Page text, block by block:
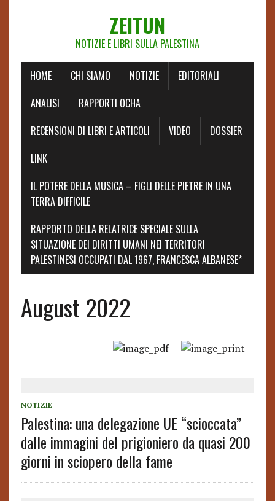
ZEITUN
NOTIZIE E LIBRI SULLA PALESTINA
HOME CHI SIAMO NOTIZIE
EDITORIALI
ANALISI
RAPPORTI OCHA
RECENSIONI DI LIBRI E ARTICOLI
VIDEO
DOSSIER
LINK
IL POTERE DELLA MUSICA – FIGLI DELLE PIETRE IN UNA
TERRA DIFFICILE
RAPPORTO DELLA RELATRICE SPECIALE SULLA
SITUAZIONE DEI DIRITTI UMANI NEI TERRITORI
PALESTINESI OCCUPATI DAL 1967, FRANCESCA ALBANESE*
August 2022
NOTIZIE
Palestina: una delegazione UE “scioccata”
dalle immagini del prigioniero da quasi 200
giorni in sciopero della fame